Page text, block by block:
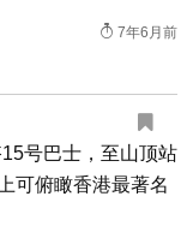
7年6月前
号巴士，至山顶站
可俯瞰香港最著名